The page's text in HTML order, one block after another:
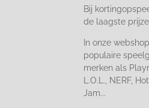
Bij
de laagste
In onze
populaire
merken als
L.O.L., NERF,
Jam...